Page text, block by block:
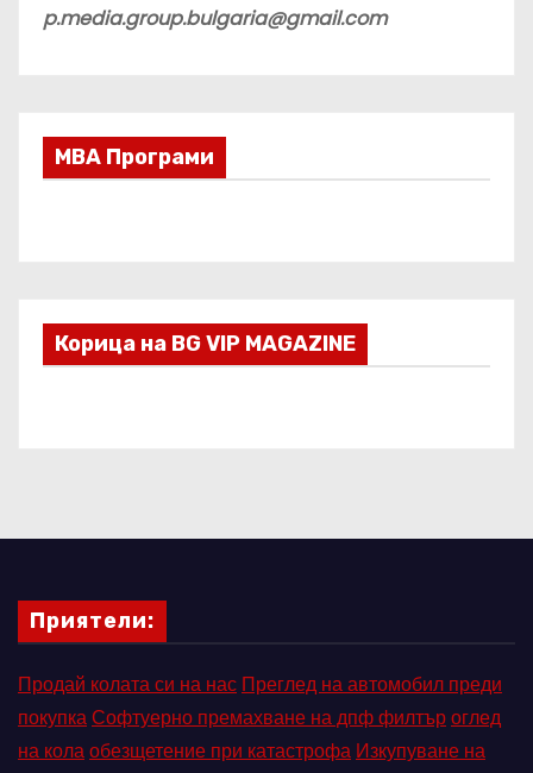
p.media.group.bulgaria@gmail.com
МВА Програми
Корица на BG VIP MAGAZINE
Приятели:
Продай колата си на нас Преглед на автомобил преди
покупкаСофтуерно премахване на дпф филтъроглед
на колаобезщетение при катастрофа Изкупуване на